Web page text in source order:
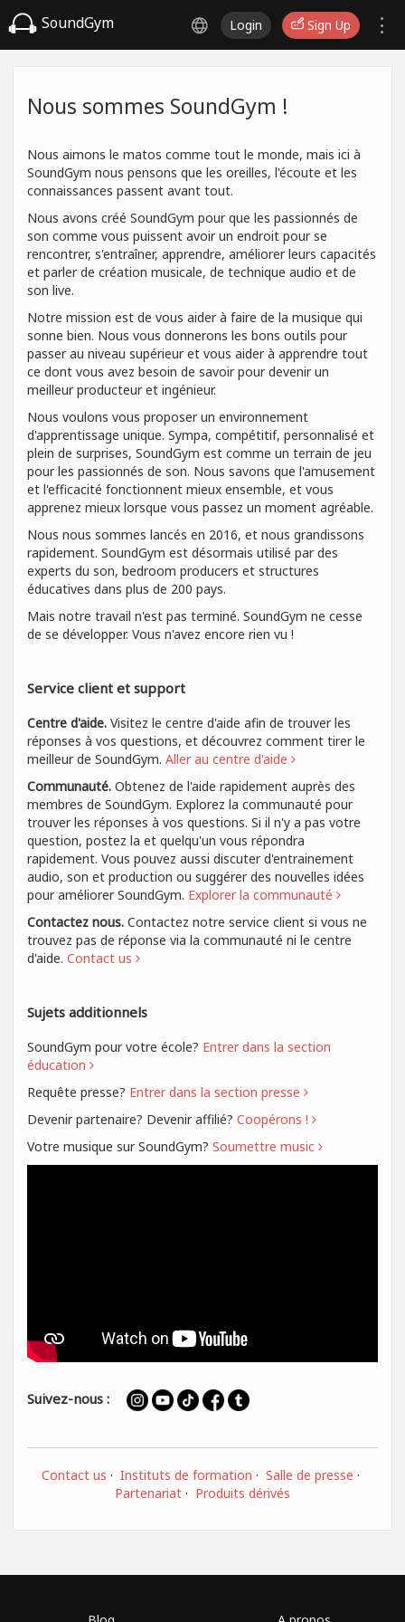
SoundGym Login Sign Up
Nous sommes SoundGym !
Nous aimons le matos comme tout le monde, mais ici à
SoundGym nous pensons que les oreilles, l'écoute et les
connaissances passent avant tout.
Nous avons créé SoundGym pour que les passionnés de
son comme vous puissent avoir un endroit pour se
rencontrer, s'entraîner, apprendre, améliorer leurs capacités
et parler de création musicale, de technique audio et de
son live.
Notre mission est de vous aider à faire de la musique qui
sonne bien. Nous vous donnerons les bons outils pour
passer au niveau supérieur et vous aider à apprendre tout
ce dont vous avez besoin de savoir pour devenir un
meilleur producteur et ingénieur.
Nous voulons vous proposer un environnement
d'apprentissage unique. Sympa, compétitif, personnalisé et
plein de surprises, SoundGym est comme un terrain de jeu
pour les passionnés de son. Nous savons que l'amusement
et l'efficacité fonctionnent mieux ensemble, et vous
apprenez mieux lorsque vous passez un moment agréable.
Nous nous sommes lancés en 2016, et nous grandissons
rapidement. SoundGym est désormais utilisé par des
experts du son, bedroom producers et structures
éducatives dans plus de 200 pays.
Mais notre travail n'est pas terminé. SoundGym ne cesse
de se développer. Vous n'avez encore rien vu !
Service client et support
Centre d'aide. Visitez le centre d'aide afin de trouver les
réponses à vos questions, et découvrez comment tirer le
meilleur de SoundGym. Aller au centre d'aide
Communauté. Obtenez de l'aide rapidement auprès des
membres de SoundGym. Explorez la communauté pour
trouver les réponses à vos questions. Si il n'y a pas votre
question, postez la et quelqu'un vous répondra
rapidement. Vous pouvez aussi discuter d'entrainement
audio, son et production ou suggérer des nouvelles idées
pour améliorer SoundGym. Explorer la communauté
Contactez nous. Contactez notre service client si vous ne
trouvez pas de réponse via la communauté ni le centre
d'aide. Contact us
Sujets additionnels
SoundGym pour votre école? Entrer dans la section
éducation
Requête presse? Entrer dans la section presse
Devenir partenaire? Devenir affilié? Coopérons !
Votre musique sur SoundGym? Soumettre music
Suivez-nous :
Contact us · Instituts de formation · Salle de presse ·
Partenariat · Produits dérivés